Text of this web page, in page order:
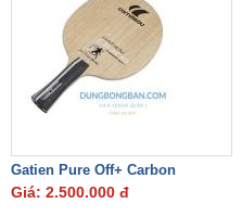
Gatien Pure Off+ Carbon
Giá: 2.500.000 đ